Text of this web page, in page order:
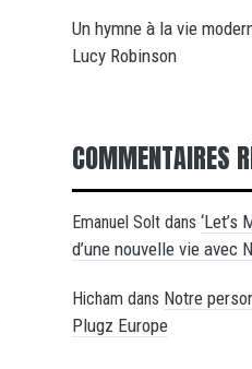
Un hymne à la vie
Lucy Robinson
COMMENTAIRES
Emanuel Solt dans ‘Let’s
d’une nouvelle vie avec
Hicham dans Notre
Plugz Europe